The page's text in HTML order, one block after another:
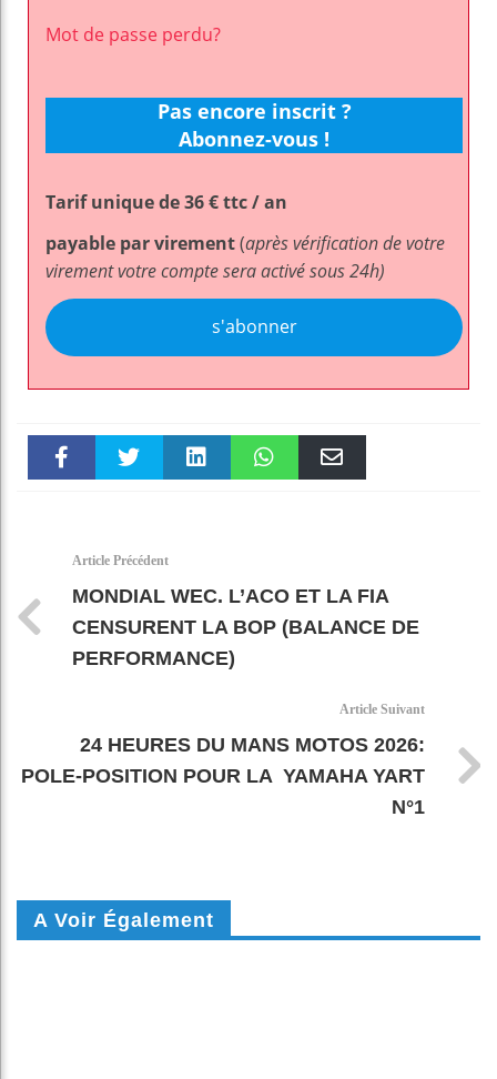
Mot de passe perdu?
Pas encore inscrit ?
Abonnez-vous !
Tarif unique de 36 € ttc / an
payable par virement(après vérification de votre
virement votre compte sera activé sous 24h)
s'abonner
Article Précédent
MONDIAL WEC. L’ACO ET LA FIA
CENSURENT LA BOP (BALANCE DE
PERFORMANCE)
Article Suivant
24 HEURES DU MANS MOTOS 2026:
POLE-POSITION POUR LA YAMAHA YART
N°1
A Voir Également